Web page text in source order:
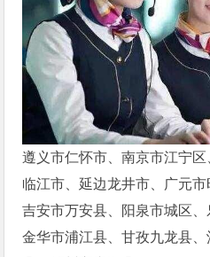
遵义市仁怀市、南京市江宁
临江市、延边龙井市、广元
吉安市万安县、阳泉市城区、
金华市浦江县、甘孜九龙县